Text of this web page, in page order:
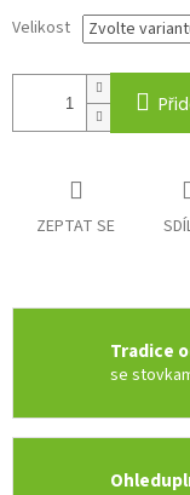
Velikost
ZEPTAT SE
Tradice
se